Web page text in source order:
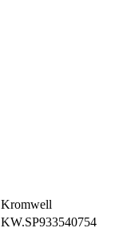
Kromwell
KW.SP933540754